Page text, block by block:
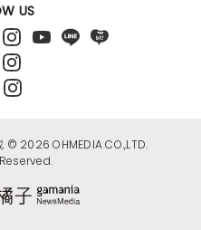
US
© 2026 OHMEDIA CO.,LTD.